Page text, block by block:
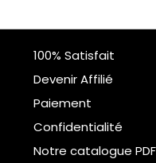
100% Satisfait
Devenir Affilié
Paiement
Confidentialité
Notre catalogue PDF